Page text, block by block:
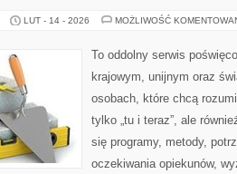
LUT - 14 - 2026 MOŻLIWOŚĆ
To oddolny serwis
krajowym, unijnym oraz
osobach, które chcą
tylko „tu i teraz”, ale
się programy, metody,
oczekiwania opiekunów,